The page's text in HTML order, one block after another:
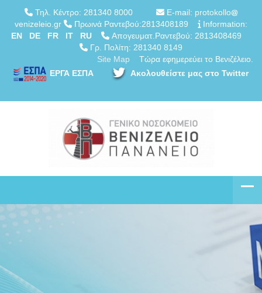
Τηλ. Κέντρο: 281340 8000
E-mail: protokollo
venizeleio.gr
Πρωινά Ραντεβού:2813408189
Information:
EN
DE FR IT RU
Απογευματ.Ραντεβού: 2813408469
Γρ. Πολίτη: 281340 8149
Site Map Τώρα εφημερεύει το Βενιζέλειο.
ΕΡΓΑ ΕΣΠΑ
Ακολουθείστε μας στο Twitter